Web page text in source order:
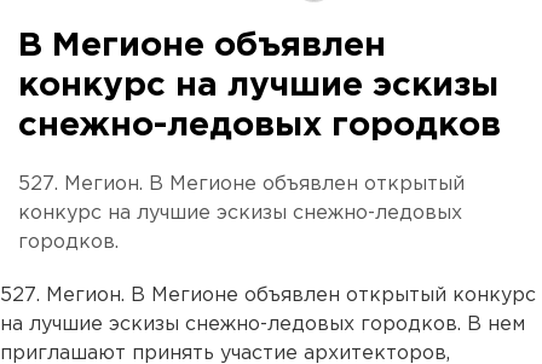
В Мегионе объявлен
конкурс на лучшие эскизы
снежно-ледовых городков
527. Мегион. В Мегионе объявлен открытый
конкурс на лучшие эскизы снежно-ледовых
городков.
527. Мегион. В Мегионе объявлен открытый конкурс
на лучшие эскизы снежно-ледовых городков. В нем
приглашают принять участие архитекторов,